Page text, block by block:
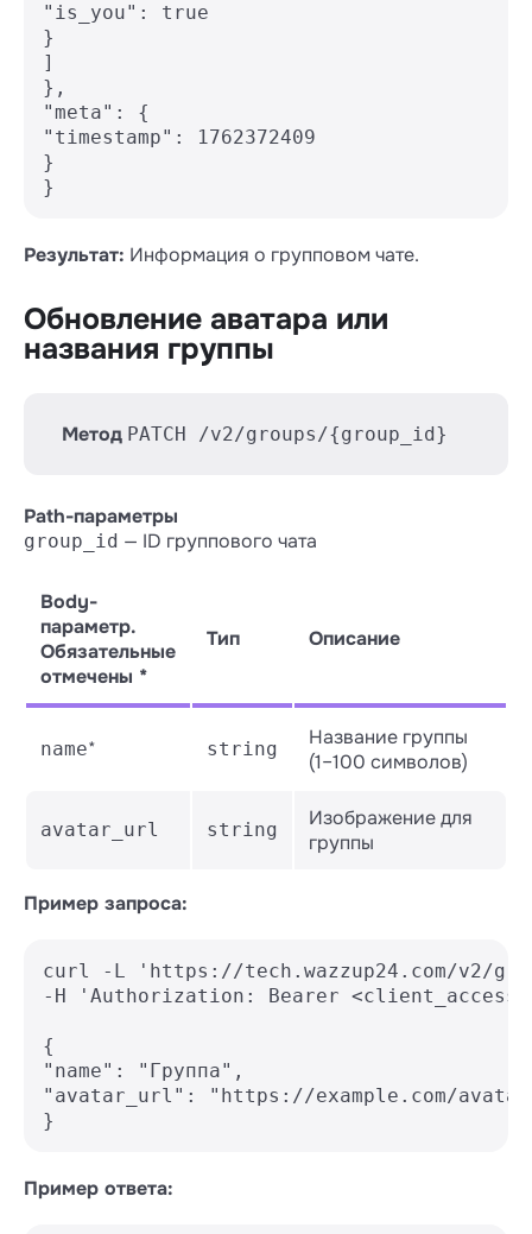
"is_you": true
}
]
},
"meta": {
"timestamp": 1762372409
}
Результат: Информация о групповом чате.
Обновление аватара или
названия группы
Метод PATCH /v2/groups/{group_id}
Path-параметры
group_id — ID группового чата
Body-
параметр.
Обязательные
отмечены *
Тип Описание
name* string
Название группы
(1–100 символов)
avatar_url string
Изображение для
группы
Пример запроса:
curl -L 'https://tech.wazzup24.com/v2/
-H 'Authorization: Bearer
{
"name": "Группа",
"avatar_url": "https://example.com/
Пример ответа: